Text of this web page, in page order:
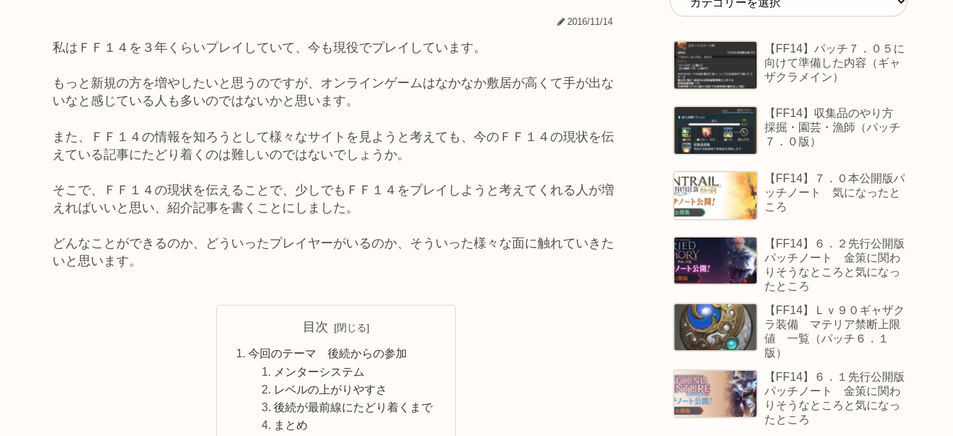
2016/11/14
私はＦＦ１４を３年くらいプレイしていて、今も現役でプレイしています。
もっと新規の方を増やしたいと思うのですが、オンラインゲームはなかなか敷居が高くて手が出な
いなと感じている人も多いのではないかと思います。
また、ＦＦ１４の情報を知ろうとして様々なサイトを見ようと考えても、今のＦＦ１４の現状を伝
えている記事にたどり着くのは難しいのではないでしょうか。
そこで、ＦＦ１４の現状を伝えることで、少しでもＦＦ１４をプレイしようと考えてくれる人が増
えればいいと思い、紹介記事を書くことにしました。
どんなことができるのか、どういったプレイヤーがいるのか、そういった様々な面に触れていきた
いと思います。
目次
今回のテーマ 後続からの参加
メンターシステム
レベルの上がりやすさ
後続が最前線にたどり着くまで
まとめ
【FF14】パッチ７．０５に
向けて準備した内容（ギャ
ザクラメイン）
【FF14】収集品のやり方
採掘・園芸・漁師（パッチ
７．０版）
【FF14】７．０本公開版パ
ッチノート 気になったと
ころ
【FF14】６．２先行公開版
パッチノート 金策に関わ
りそうなところと気になっ
たところ
【FF14】Ｌｖ９０ギャザク
ラ装備 マテリア禁断上限
値 一覧（パッチ６．１
版）
【FF14】６．１先行公開版
パッチノート 金策に関わ
りそうなところと気になっ
たところ